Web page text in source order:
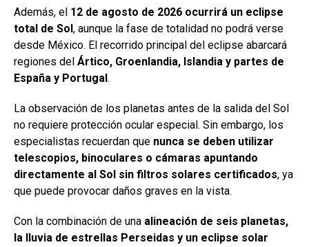
Además, el 12 de agosto de 2026 ocurrirá un eclipse
total de Sol, aunque la fase de totalidad no podrá verse
desde México. El recorrido principal del eclipse abarcará
regiones del Ártico, Groenlandia, Islandia y partes de
España y Portugal.
La observación de los planetas antes de la salida del Sol
no requiere protección ocular especial. Sin embargo, los
especialistas recuerdan que nunca se deben utilizar
telescopios, binoculares o cámaras apuntando
directamente al Sol sin filtros solares certificados, ya
que puede provocar daños graves en la vista.
Con la combinación de una alineación de seis planetas,
la lluvia de estrellas Perseidas y un eclipse solar